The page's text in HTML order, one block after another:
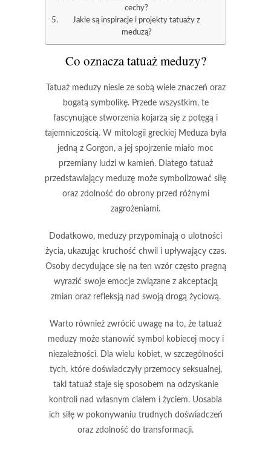
cechy?
Jakie są inspiracje i projekty tatuaży z
meduzą?
Co oznacza tatuaż meduzy?
Tatuaż meduzyniesie ze sobą wiele znaczeń oraz
bogatą symbolikę. Przede wszystkim, te
fascynujące stworzenia kojarzą się z potęgą i
tajemniczością. W mitologii greckiej Meduza była
jedną z Gorgon, a jej spojrzenie miało moc
przemiany ludzi w kamień. Dlatego tatuaż
przedstawiający meduzę może symbolizować siłę
oraz zdolność do obronyprzed różnymi
zagrożeniami.
Dodatkowo, meduzy przypominają o ulotności
życia, ukazując kruchość chwil i upływający czas.
Osoby decydujące się na ten wzór często pragną
wyrazić swoje emocje związane z akceptacją
zmian oraz refleksją nad swoją drogą życiową.
Warto również zwrócić uwagę na to, że tatuaż
meduzy może stanowić symbol
kobiecej mocyi
niezależności. Dla wielu kobiet, w szczególności
tych, które doświadczyły przemocy seksualnej,
taki tatuaż staje się sposobem na odzyskanie
kontroli nad własnym ciałem i życiem. Uosabia
ich siłę w pokonywaniu trudnych doświadczeń
oraz zdolność do transformacji.